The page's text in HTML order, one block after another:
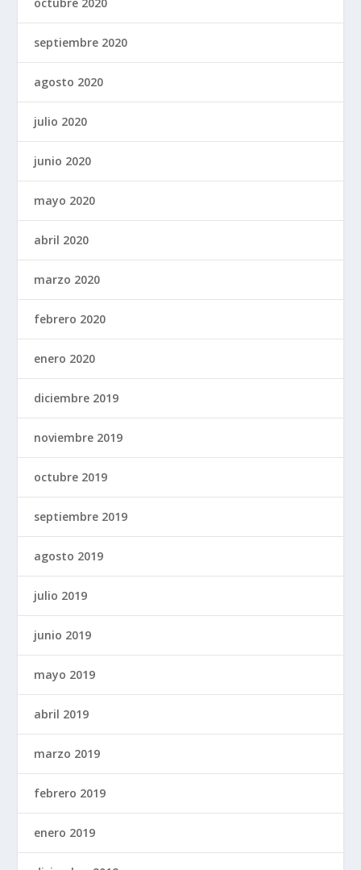
septiembre 2020
agosto 2020
julio 2020
junio 2020
mayo 2020
abril 2020
marzo 2020
febrero 2020
enero 2020
diciembre 2019
noviembre 2019
octubre 2019
septiembre 2019
agosto 2019
julio 2019
junio 2019
mayo 2019
abril 2019
marzo 2019
febrero 2019
enero 2019